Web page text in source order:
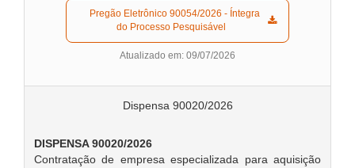
do Processo Pesquisável
Atualizado em: 09/07/2026
Dispensa 90020/2026
DISPENSA 90020/2026
Contratação de empresa especializada para aquisição